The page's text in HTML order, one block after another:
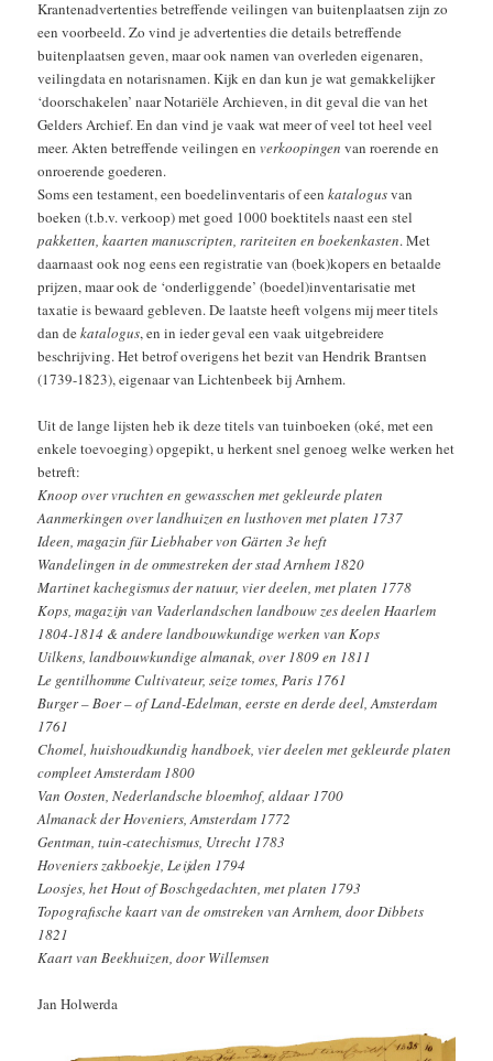
Krantenadvertenties betreffende veilingen van buitenplaatsen zijn zo
een voorbeeld. Zo vind je advertenties die details betreffende
buitenplaatsen geven, maar ook namen van overleden eigenaren,
veilingdata en notarisnamen. Kijk en dan kun je wat gemakkelijker
‘doorschakelen’ naar Notariële Archieven, in dit geval die van het
Gelders Archief. En dan vind je vaak wat meer of veel tot heel veel
meer. Akten betreffende veilingen enverkoopingenvan roerende en
onroerende goederen.
Soms een testament, een boedelinventaris of eenkatalogusvan
boeken (t.b.v. verkoop) met goed 1000 boektitels naast een stel
pakketten, kaarten manuscripten, rariteiten en boekenkasten. Met
daarnaast ook nog eens een registratie van (boek)kopers en betaalde
prijzen, maar ook de ‘onderliggende’ (boedel)inventarisatie met
taxatie is bewaard gebleven. De laatste heeft volgens mij meer titels
dan dekatalogus, en in ieder geval een vaak uitgebreidere
beschrijving. Het betrof overigens het bezit van Hendrik Brantsen
(1739-1823), eigenaar van Lichtenbeek bij Arnhem.
Uit de lange lijsten heb ik deze titels van tuinboeken (oké, met een
enkele toevoeging) opgepikt, u herkent snel genoeg welke werken het
betreft:
Knoop over vruchten en gewasschen met gekleurde platen
Aanmerkingen over landhuizen en lusthoven met platen 1737
Ideen, magazin für Liebhaber von Gärten 3e heft
Wandelingen in de ommestreken der stad Arnhem 1820
Martinet kachegismus der natuur, vier deelen, met platen 1778
Kops, magazijn van Vaderlandschen landbouw zes deelen Haarlem
1804-1814 & andere landbouwkundige werken van Kops
Uilkens, landbouwkundige almanak, over 1809 en 1811
Le gentilhomme Cultivateur, seize tomes, Paris 1761
Burger – Boer – of Land-Edelman, eerste en derde deel, Amsterdam
1761
Chomel, huishoudkundig handboek, vier deelen met gekleurde platen
compleet Amsterdam 1800
Van Oosten, Nederlandsche bloemhof, aldaar 1700
Almanack der Hoveniers, Amsterdam 1772
Gentman, tuin-catechismus, Utrecht 1783
Hoveniers zakboekje, Leijden 1794
Loosjes, het Hout of Boschgedachten, met platen 1793
Topografische kaart van de omstreken van Arnhem, door Dibbets
1821
Kaart van Beekhuizen, door Willemsen
Jan Holwerda